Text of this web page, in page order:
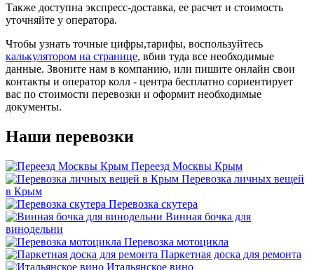
Также доступна экспресс-доставка, ее расчет и стоимость
уточняйте у оператора.
Чтобы узнать точные цифры,тарифы, воспользуйтесь
калькулятором на странице, вбив туда все необходимые
данные. Звоните нам в компанию, или пишите онлайн свои
контакты и оператор колл - центра бесплатно сориентирует
вас по стоимости перевозки и оформит необходимые
документы.
Наши перевозки
Переезд Москвы Крым
Перевозка личных вещей
в Крым
Перевозка скутера
Винная бочка для
винодельни
Перевозка мотоцикла
Паркетная доска для ремонта
Итальянское вино